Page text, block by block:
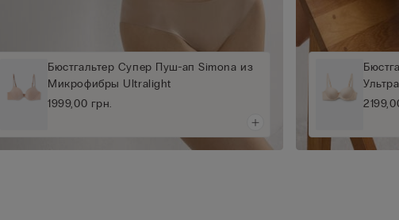
Бюстгальтер Супер Пуш-ап Simona из
Микрофибры Ultralight
1999,00 грн.